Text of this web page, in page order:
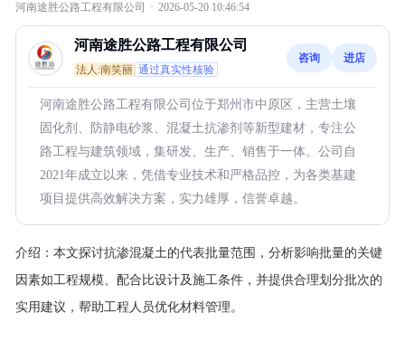
河南途胜公路工程有限公司 · 2026-05-20 10:46:54
河南途胜公路工程有限公司
法人:南笑丽 通过真实性核验
咨询 进店
河南途胜公路工程有限公司位于郑州市中原区，主营土壤
固化剂、防静电砂浆、混凝土抗渗剂等新型建材，专注公
路工程与建筑领域，集研发、生产、销售于一体。公司自
2021年成立以来，凭借专业技术和严格品控，为各类基建
项目提供高效解决方案，实力雄厚，信誉卓越。
介绍： 本文探讨抗渗混凝土的代表批量范围，分析影响批量的关键
因素如工程规模、配合比设计及施工条件，并提供合理划分批次的
实用建议，帮助工程人员优化材料管理。